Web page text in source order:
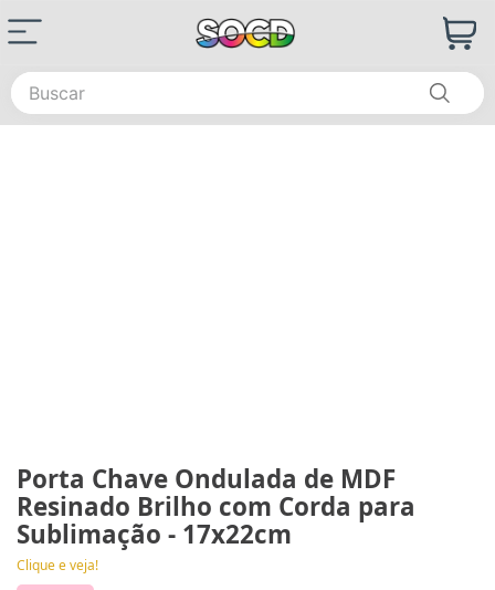
Buscar
Porta Chave Ondulada de MDF
Resinado Brilho com Corda para
Sublimação - 17x22cm
Clique e veja!